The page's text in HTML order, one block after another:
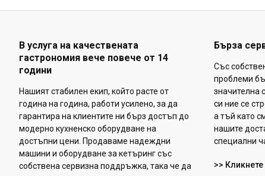
В услуга на качествената
гастрономия вече повече от 14
години
Нашият стабилен екип, който расте от
година на година, работи усилено, за да
гарантира на клиентите ни бърз достъп до
модерно кухненско оборудване на
достъпни цени. Продаваме надеждни
машини и оборудване за кетъринг със
собствена сервизна поддръжка, така че да
Бърза
Със
проблеми
значителна
си ние се
а тъй като
нашите
специални
>>